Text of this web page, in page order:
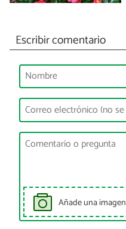
Escribir comentario
Añade una imagen